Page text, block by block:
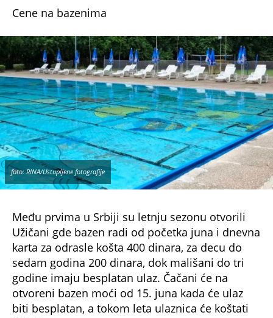
foto: RINA/Ustupljene fotografije
Užičani gde bazen radi od početka juna i dnevna
karta za odrasle košta 400 dinara, za decu do
sedam godina 200 dinara, dok mališani do tri
godine imaju besplatan ulaz. Čačani će na
otvoreni bazen moći od 15. juna kada će ulaz
biti besplatan, a tokom leta ulaznica će koštati
250 dinara.